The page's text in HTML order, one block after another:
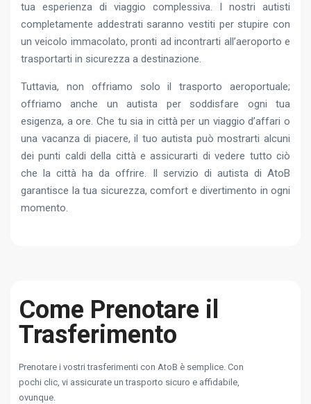
tua esperienza di viaggio complessiva. I nostri autisti
completamente addestrati saranno vestiti per stupire con
un veicolo immacolato, pronti ad incontrarti all’aeroporto e
trasportarti in sicurezza a destinazione.
Tuttavia, non offriamo solo il trasporto aeroportuale;
offriamo anche un autista per soddisfare ogni tua
esigenza, a ore. Che tu sia in città per un viaggio d’affari o
una vacanza di piacere, il tuo autista può mostrarti alcuni
dei punti caldi della città e assicurarti di vedere tutto ciò
che la città ha da offrire. Il servizio di autista di AtoB
garantisce la tua sicurezza, comfort e divertimento in ogni
momento.
Come Prenotare il
Trasferimento
Prenotare i vostri trasferimenti con AtoB è semplice. Con
pochi clic, vi assicurate un trasporto sicuro e affidabile,
ovunque.